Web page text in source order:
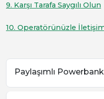
9. Karşı Tarafa Saygılı Olun
10. Operatörünüzle
Paylaşımlı Powerbank